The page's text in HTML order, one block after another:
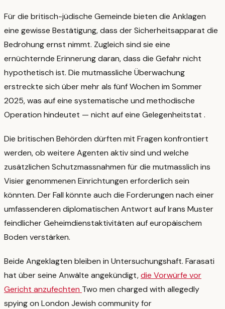
Für die britisch-jüdische Gemeinde bieten die Anklagen
eine gewisse Bestätigung, dass der Sicherheitsapparat die
Bedrohung ernst nimmt. Zugleich sind sie eine
ernüchternde Erinnerung daran, dass die Gefahr nicht
hypothetisch ist. Die mutmassliche Überwachung
erstreckte sich über mehr als fünf Wochen im Sommer
2025, was auf eine systematische und methodische
Operation hindeutet — nicht auf eine Gelegenheitstat .
Die britischen Behörden dürften mit Fragen konfrontiert
werden, ob weitere Agenten aktiv sind und welche
zusätzlichen Schutzmassnahmen für die mutmasslich ins
Visier genommenen Einrichtungen erforderlich sein
könnten. Der Fall könnte auch die Forderungen nach einer
umfassenderen diplomatischen Antwort auf Irans Muster
feindlicher Geheimdienstaktivitäten auf europäischem
Boden verstärken.
Beide Angeklagten bleiben in Untersuchungshaft. Farasati
hat über seine Anwälte angekündigt,die Vorwürfe vor
Gericht anzufechten Two men charged with allegedly
spying on London Jewish community for